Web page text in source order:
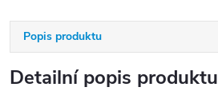
Popis produktu
Detailní popis produktu